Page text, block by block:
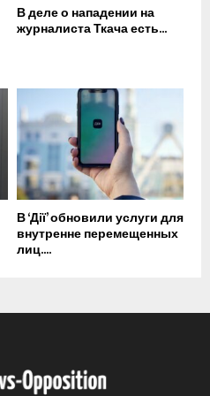
В деле о нападении на
журналиста Ткача есть...
В ‘Дії’ обновили услуги для
внутренне перемещенных
лиц....